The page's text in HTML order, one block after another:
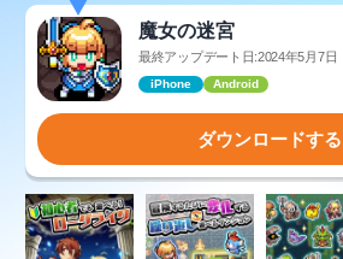
魔女の迷宮
最終アップデート日:2024年5月7日
iPhone Android
ダウンロードする